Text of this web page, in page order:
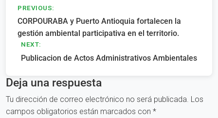
Navegación
de
entradas
PREVIOUS:
CORPOURABA y Puerto Antioquia fortalecen la
gestión ambiental participativa en el territorio.
NEXT:
Publicacion de Actos Administrativos Ambientales
Deja una respuesta
Tu dirección de correo electrónico no será publicada. Los
campos obligatorios están marcados con *